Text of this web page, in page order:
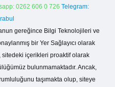
0262 606 0 726 Telegram:
gereğince Bilgi Teknolojileri ve
bir Yer Sağlayıcı olarak
sitedeki içerikleri proaktif olarak
bulunmamaktadır. Ancak,
taşımakta olup, siteye